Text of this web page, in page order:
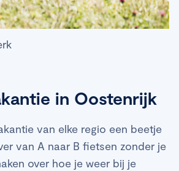
in Oostenrijk
van elke regio een beetje
van A naar B fietsen zonder je
over hoe je weer bij je